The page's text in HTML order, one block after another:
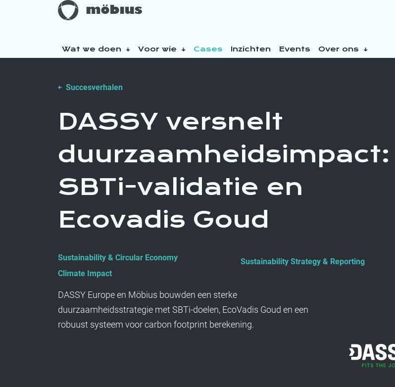
Wat we doen Voor wie Cases Inzichten Events Over ons
Over ons
Succesverhalen
DASSY versnelt
duurzaamheidsimpact:
SBTi-validatie en
Ecovadis Goud
Sustainability & Circular Economy
Climate Impact
Sustainability Strategy & Reporting
DASSY Europe en Möbius bouwden een sterke
duurzaamheidsstrategie met SBTi-doelen, EcoVadis Goud en een
robuust systeem voor carbon footprint berekening.